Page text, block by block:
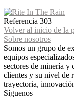
Referencia 303
Volver al inicio de la
Sobre nosotros
Somos un grupo de
equipos
sectores de minería y
clientes y su nivel de
trayectoria,
Síguenos